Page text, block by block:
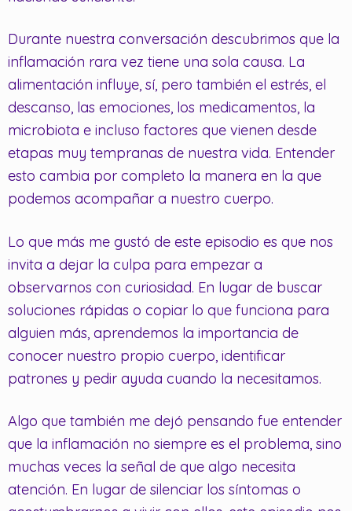
Durante nuestra conversación descubrimos que la
inflamación rara vez tiene una sola causa. La
alimentación influye, sí, pero también el estrés, el
descanso, las emociones, los medicamentos, la
microbiota e incluso factores que vienen desde
etapas muy tempranas de nuestra vida. Entender
esto cambia por completo la manera en la que
podemos acompañar a nuestro cuerpo.
Lo que más me gustó de este episodio es que nos
invita a dejar la culpa para empezar a
observarnos con curiosidad. En lugar de buscar
soluciones rápidas o copiar lo que funciona para
alguien más, aprendemos la importancia de
conocer nuestro propio cuerpo, identificar
patrones y pedir ayuda cuando la necesitamos.
Algo que también me dejó pensando fue entender
que la inflamación no siempre es el problema, sino
muchas veces la señal de que algo necesita
atención. En lugar de silenciar los síntomas o